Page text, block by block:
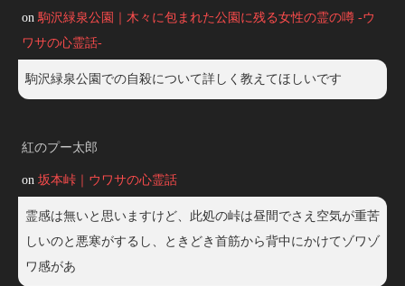
on 駒沢緑泉公園｜木々に包まれた公園に残る女性の霊の噂 -ウ
ワサの心霊話-
駒沢緑泉公園での自殺について詳しく教えてほしいです
紅のプー太郎
on 坂本峠｜ウワサの心霊話
霊感は無いと思いますけど、此処の峠は昼間でさえ空気が重苦
しいのと悪寒がするし、ときどき首筋から背中にかけてゾワゾ
ワ感があ